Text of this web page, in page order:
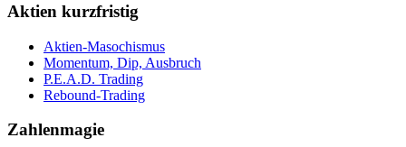
Aktien kurzfristig
Aktien-Masochismus
Momentum, Dip, Ausbruch
P.E.A.D. Trading
Rebound-Trading
Zahlenmagie